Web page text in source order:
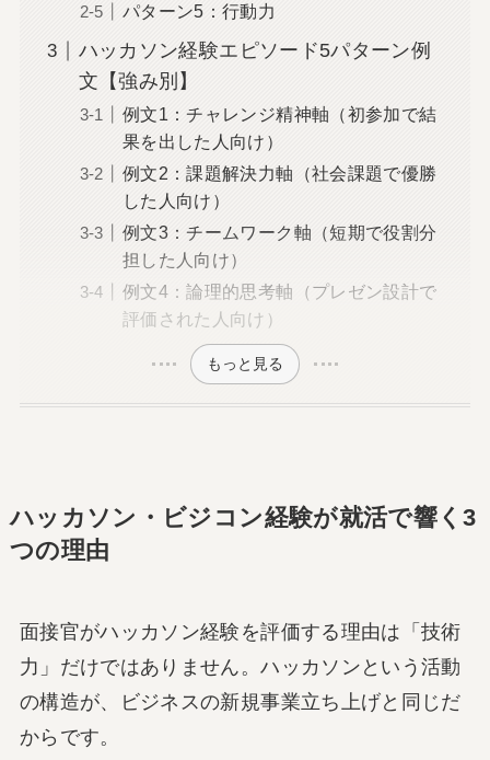
パターン5：行動力
ハッカソン経験エピソード5パターン例
文【強み別】
例文1：チャレンジ精神軸（初参加で結
果を出した人向け）
例文2：課題解決力軸（社会課題で優勝
した人向け）
例文3：チームワーク軸（短期で役割分
担した人向け）
例文4：論理的思考軸（プレゼン設計で
評価された人向け）
もっと見る
ハッカソン・ビジコン経験が就活で響く3
つの理由
面接官がハッカソン経験を評価する理由は「技術
力」だけではありません。ハッカソンという活動
の構造が、ビジネスの新規事業立ち上げと同じだ
からです。